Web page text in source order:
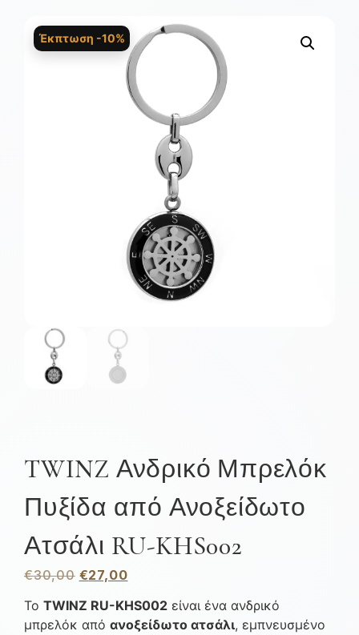
Έκπτωση -10%
TWINZ Ανδρικό Μπρελόκ
Πυξίδα από Ανοξείδωτο
Ατσάλι RU-KHS002
€30,00 €27,00
Το TWINZ RU-KHS002 είναι ένα ανδρικό
μπρελόκ από ανοξείδωτο ατσάλι, εμπνευσμένο